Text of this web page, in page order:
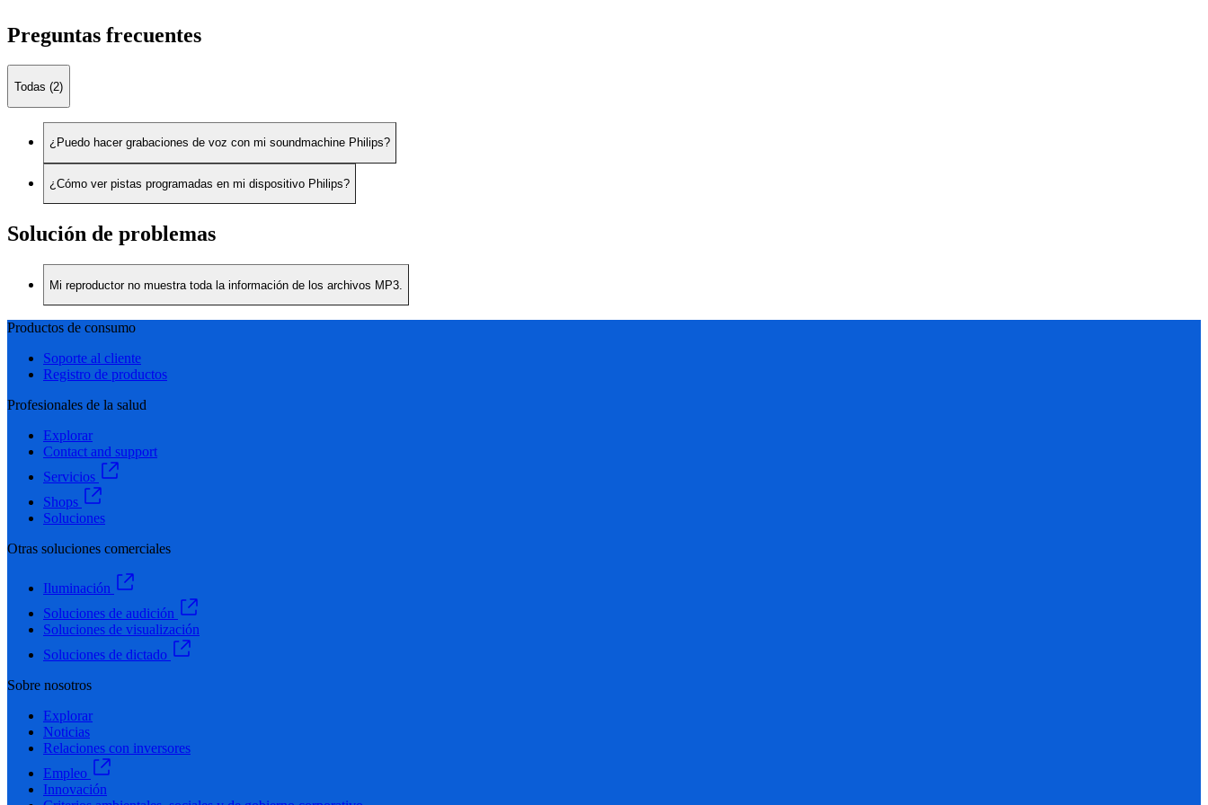
Preguntas frecuentes
Todas (2)
¿Puedo hacer grabaciones de voz con mi soundmachine Philips?
¿Cómo ver pistas programadas en mi dispositivo Philips?
Solución de problemas
Mi reproductor no muestra toda la información de los archivos MP3.
Productos de consumo
Soporte al cliente
Registro de productos
Profesionales de la salud
Explorar
Contact and support
Servicios
Shops
Soluciones
Otras soluciones comerciales
Iluminación
Soluciones de audición
Soluciones de visualización
Soluciones de dictado
Sobre nosotros
Explorar
Noticias
Relaciones con inversores
Empleo
Innovación